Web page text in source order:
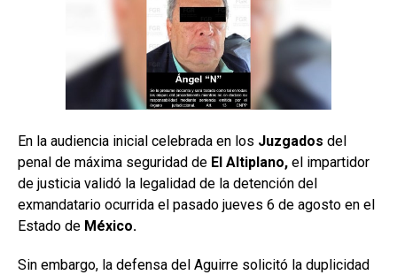
En la audiencia inicial celebrada en los Juzgados del
penal de máxima seguridad de El Altiplano, el impartidor
de justicia validó la legalidad de la detención del
exmandatario ocurrida el pasado jueves 6 de agosto en el
Estado de México.
Sin embargo, la defensa del Aguirre solicitó la duplicidad